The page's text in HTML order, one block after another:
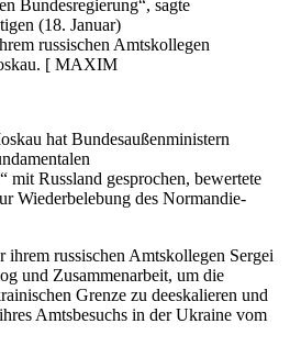
Bundesregierung“, sagte
(18. Januar)
russischen Amtskollegen
[ MAXIM
hat Bundesaußenministern
mit Russland gesprochen, bewertete
Wiederbelebung des Normandie-
ihrem russischen Amtskollegen Sergei
und Zusammenarbeit, um die
Grenze zu deeskalieren und
Amtsbesuchs in der Ukraine vom